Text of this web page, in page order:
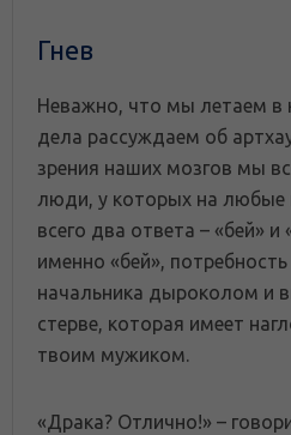
Гнев
Неважно, что мы летаем в
дела рассуждаем об
зрения наших мозгов мы
люди, у которых на любые
всего два ответа – «бей» и
именно «бей»,
начальника дыроколом и
стерве, которая имеет
твоим мужиком.
«Драка? Отлично!» –